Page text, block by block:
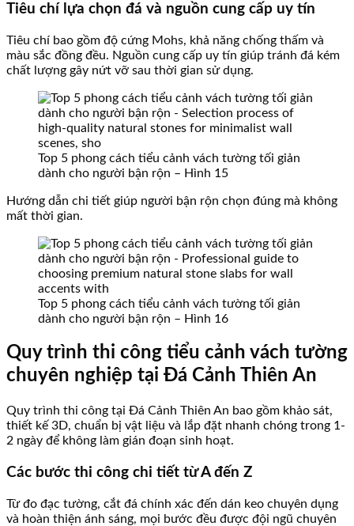
Tiêu chí lựa chọn đá và nguồn cung cấp uy tín
Tiêu chí bao gồm độ cứng Mohs, khả năng chống thấm và
màu sắc đồng đều. Nguồn cung cấp uy tín giúp tránh đá kém
chất lượng gây nứt vỡ sau thời gian sử dụng.
Top 5 phong cách tiểu cảnh vách tường tối giản
dành cho người bận rộn – Hình 15
Hướng dẫn chi tiết giúp người bận rộn chọn đúng mà không
mất thời gian.
Top 5 phong cách tiểu cảnh vách tường tối giản
dành cho người bận rộn – Hình 16
Quy trình thi công tiểu cảnh vách tường
chuyên nghiệp tại Đá Cảnh Thiên An
Quy trình thi công tại Đá Cảnh Thiên An bao gồm khảo sát,
thiết kế 3D, chuẩn bị vật liệu và lắp đặt nhanh chóng trong 1-
2 ngày để không làm gián đoạn sinh hoạt.
Các bước thi công chi tiết từ A đến Z
Từ đo đạc tường, cắt đá chính xác đến dán keo chuyên dụng
và hoàn thiện ánh sáng, mọi bước đều được đội ngũ chuyên